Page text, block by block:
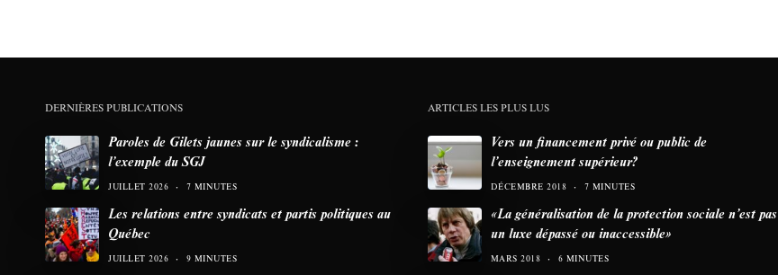
DERNIÈRES PUBLICATIONS
Paroles de Gilets jaunes sur le syndicalisme :
l’exemple du SGJ
JUILLET 2026 7 MINUTES
Les relations entre syndicats et partis politiques au
Québec
JUILLET 2026 9 MINUTES
ARTICLES LES PLUS LUS
Vers un financement privé ou public de
l’enseignement supérieur?
DÉCEMBRE 2018 7 MINUTES
«La généralisation de la protection sociale n’est pas
un luxe dépassé ou inaccessible»
MARS 2018 6 MINUTES